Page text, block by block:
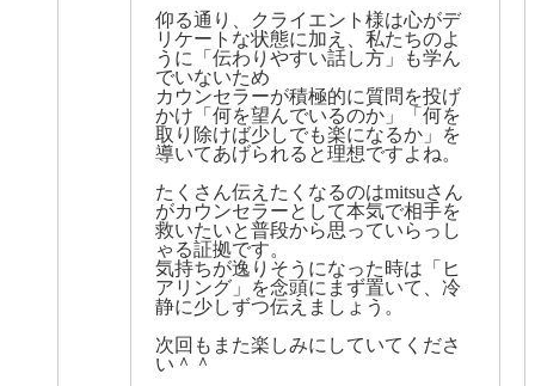
仰る通り、クライエント様は心がデ
リケートな状態に加え、私たちのよ
うに「伝わりやすい話し方」も学ん
でいないため
カウンセラーが積極的に質問を投げ
かけ「何を望んでいるのか」「何を
取り除けば少しでも楽になるか」を
導いてあげられると理想ですよね。
たくさん伝えたくなるのはmitsuさん
がカウンセラーとして本気で相手を
救いたいと普段から思っていらっし
ゃる証拠です。
気持ちが逸りそうになった時は「ヒ
アリング」を念頭にまず置いて、冷
静に少しずつ伝えましょう。
次回もまた楽しみにしていてくださ
い＾＾